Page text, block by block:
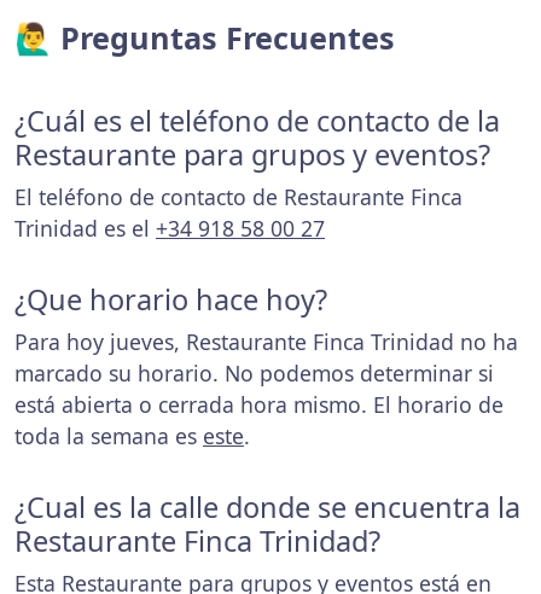
🙋‍♂️ Preguntas Frecuentes
¿Cuál es el teléfono de contacto de la
Restaurante para grupos y eventos?
El teléfono de contacto de Restaurante Finca
Trinidad es el +34 918 58 00 27
¿Que horario hace hoy?
Para hoy jueves, Restaurante Finca Trinidad no ha
marcado su horario. No podemos determinar si
está abierta o cerrada hora mismo. El horario de
toda la semana es este.
¿Cual es la calle donde se encuentra la
Restaurante Finca Trinidad?
Esta Restaurante para grupos y eventos está en